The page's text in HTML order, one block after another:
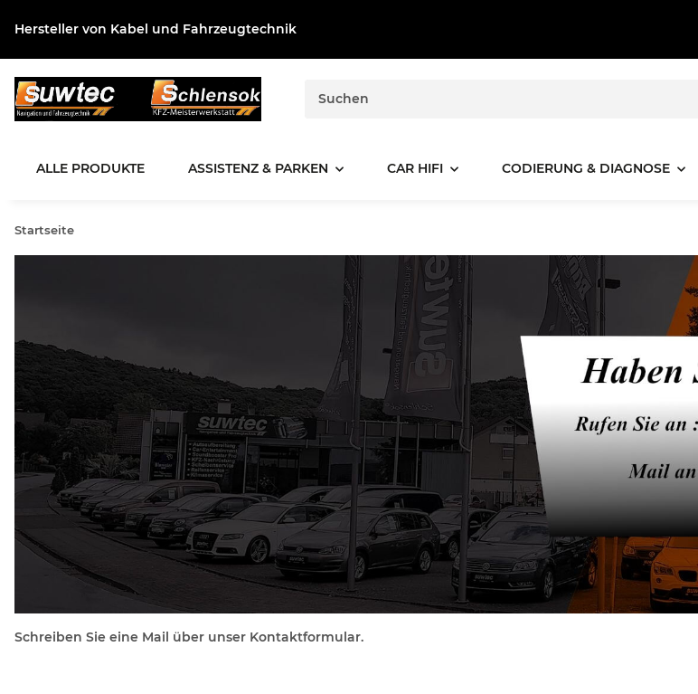
Hersteller von Kabel und Fahrzeugtechnik
ALLE PRODUKTE ASSISTENZ & PARKEN CAR HIFI CODIERUNG & DIAGNOSE
Startseite
Schreiben Sie eine Mail über unser Kontaktformular.